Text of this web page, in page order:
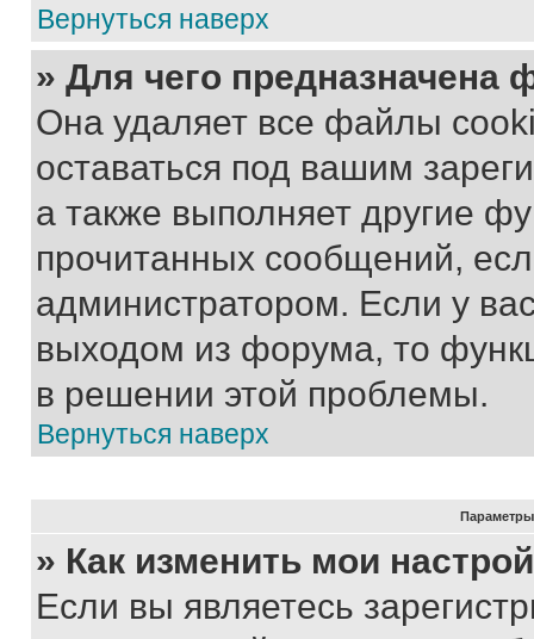
Вернуться наверх
» Для чего предназначена
Она удаляет все файлы
оставаться под вашим
а также выполняет другие
прочитанных сообщений,
администратором. Если у
выходом из форума, то
в решении этой проблемы.
Вернуться наверх
Параметры
» Как изменить мои
Если вы являетесь